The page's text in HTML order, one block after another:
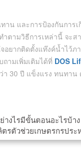
าน และการป้องกันการ
ตามวิธีการเหล่านี้ จะส
ยากติดตั้งแท๊งค์น้ำไว้ภ
ามเพิ่มเติมได้ที่ DOS
30 ปี แข็งแรง ทนทา
างไรมีขั้นตอนอะไรบ้าง
ตรตัวช่วยเกษตรกรปร